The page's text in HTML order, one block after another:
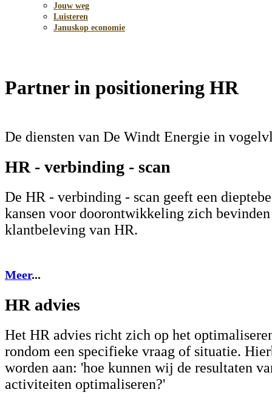
Jouw weg
Luisteren
Januskop economie
Partner in positionering HR
De diensten van De Windt Energie in
HR - verbinding - scan
De HR - verbinding - scan geeft een
kansen voor doorontwikkeling zich
klantbeleving van HR.
Meer...
HR advies
Het HR advies richt zich op het
rondom een specifieke vraag of situatie.
worden aan: 'hoe kunnen wij de resultaten
activiteiten optimaliseren?'